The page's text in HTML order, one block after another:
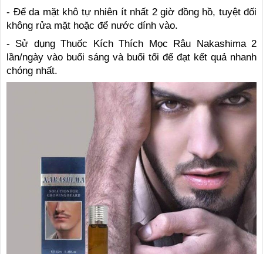
- Để da mặt khô tự nhiên ít nhất 2 giờ đồng hồ, tuyệt đối
không rửa mặt hoặc để nước dính vào.
- Sử dụng Thuốc Kích Thích Mọc Râu Nakashima 2
lần/ngày vào buổi sáng và buổi tối để đạt kết quả nhanh
chóng nhất.